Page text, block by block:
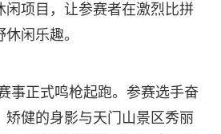
闲项目，让参赛者在激烈比拼
闲乐趣。
事正式鸣枪起跑。参赛选手奋
矫健的身影与天门山景区秀丽